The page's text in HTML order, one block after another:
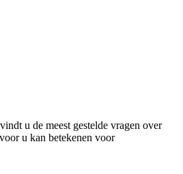
u de meest gestelde vragen over
u kan betekenen voor